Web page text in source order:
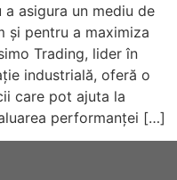
asigura un mediu de
și pentru a maximiza
Trading, lider în
industrială, oferă o
care pot ajuta la
performanței […]